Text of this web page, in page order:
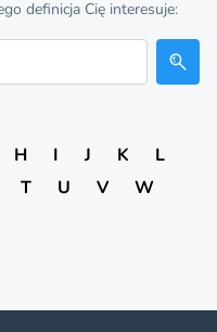
definicja Cię interesuje:
H I J K
L
T U V
W